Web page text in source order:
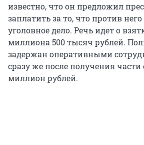
известно, что он предложил
заплатить за то, что против
уголовное дело. Речь идет о
миллиона 500 тысяч рублей.
задержан оперативными
сразу же после получения части
миллион рублей.